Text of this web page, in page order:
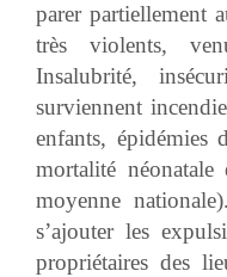
parer partiellement
très violents,
Insalubrité,
surviennent
enfants, épidémies
mortalité
moyenne
s’ajouter les
propriétaires des